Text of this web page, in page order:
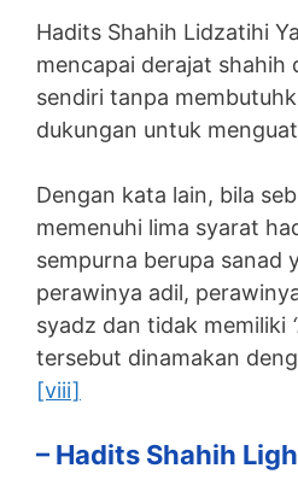
Hadits Shahih Lidzatihi
mencapai derajat shahih
sendiri tanpa
dukungan untuk
Dengan kata lain, bila
memenuhi lima syarat
sempurna berupa sanad
perawinya adil,
syadz dan tidak memiliki
tersebut dinamakan
[viii]
– Hadits Shahih